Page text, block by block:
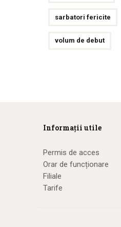
sarbatori fericite
volum de debut
Informații utile
Permis de acces
Orar de funcționare
Filiale
Tarife